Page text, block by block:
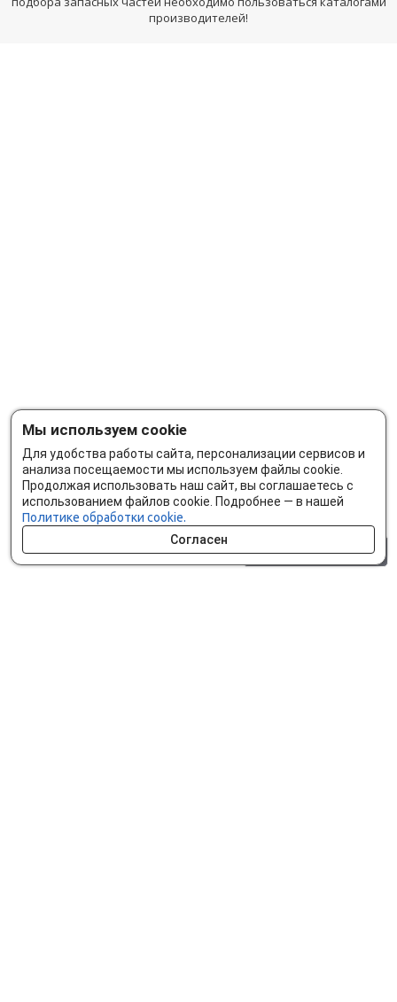
производителей!
Мы используем cookie
Для удобства работы сайта, персонализации сервисов и
анализа посещаемости мы используем файлы cookie.
Продолжая использовать наш сайт, вы соглашаетесь с
использованием файлов cookie. Подробнее — в нашей
Политике обработки cookie.
Согласен